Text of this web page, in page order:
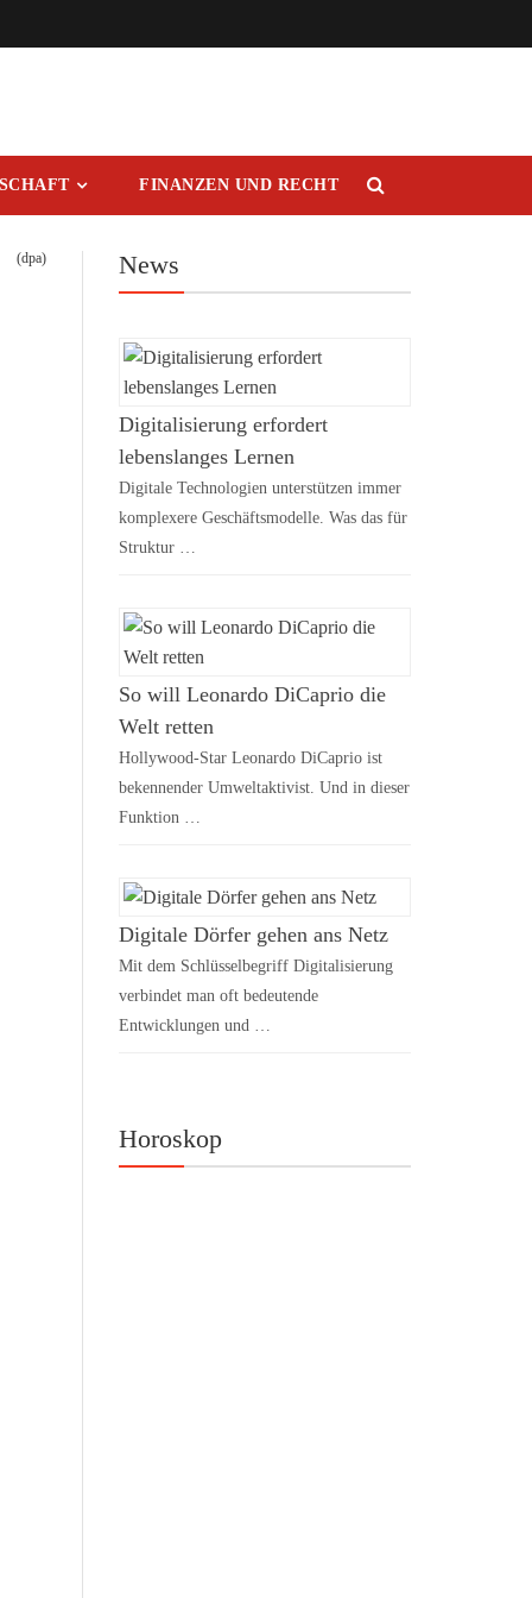
FINANZEN UND RECHT
(dpa) News
Digitalisierung erfordert
lebenslanges Lernen
Digitale Technologien unterstützen immer
komplexere Geschäftsmodelle. Was das für
Struktur …
So will Leonardo DiCaprio die
Welt retten
Hollywood-Star Leonardo DiCaprio ist
bekennender Umweltaktivist. Und in dieser
Funktion …
Digitale Dörfer gehen ans Netz
Mit dem Schlüsselbegriff Digitalisierung
verbindet man oft bedeutende
Entwicklungen und …
Horoskop